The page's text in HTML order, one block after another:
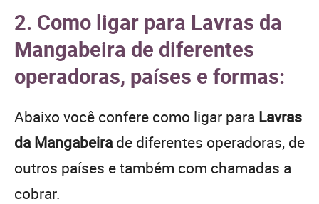
2. Como ligar para Lavras da
Mangabeira de diferentes
operadoras, países e formas:
Abaixo você confere como ligar para Lavras
da Mangabeira de diferentes operadoras, de
outros países e também com chamadas a
cobrar.